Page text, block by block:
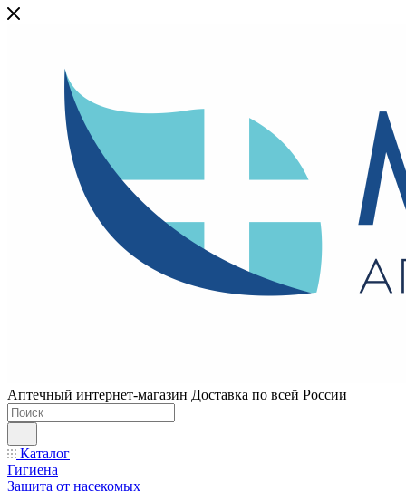
Аптечный интернет-магазин Доставка по всей России
Каталог
Гигиена
Защита от насекомых